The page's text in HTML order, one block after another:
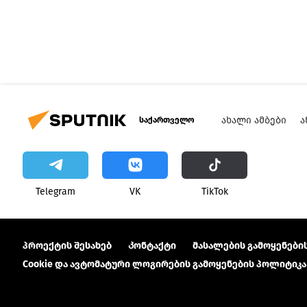
საქართველო ᲐᲮᲐᲚᲘ ᲐᲛᲑᲔᲑᲘ
Telegram VK ТikТоk
პროექტის შესახებ Კონტაქტი მასალების
Cookie და ავტომატური ლოგირების გამოყენების პოლიტიკა